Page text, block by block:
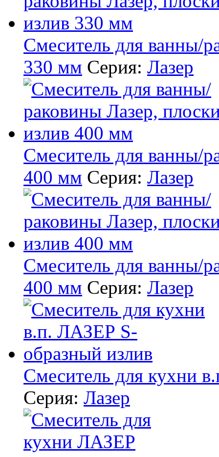
Смеситель для ванны/
330 мм Серия: Лазер
Смеситель для ванны/
400 мм Серия: Лазер
Смеситель для ванны/
400 мм Серия: Лазер
Смеситель для кухни
Серия: Лазер